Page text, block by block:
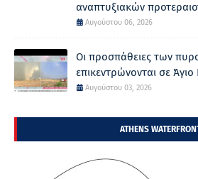
αναπτυξιακών
Αυγούστου 06, 2026
Οι προσπάθειες των
επικεντρώνονται σε
Αυγούστου 03, 2026
ATHENS